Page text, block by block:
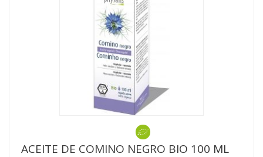
ACEITE DE COMINO NEGRO BIO 100 ML